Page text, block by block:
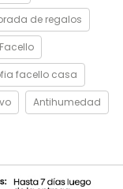
de regalos
facello casa
Antihumedad